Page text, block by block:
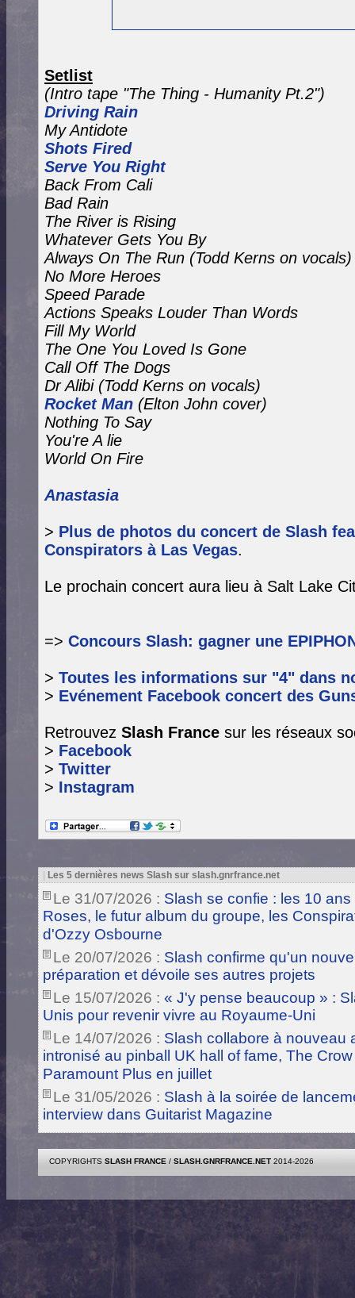
Setlist
(Intro tape "The Thing - Humanity Pt.2")
Driving Rain
My Antidote
Shots Fired
Serve You Right
Back From Cali
Bad Rain
The River is Rising
Whatever Gets You By
Always On The Run (Todd Kerns on vocals)
No More Heroes
Speed Parade
Actions Speaks Louder Than Words
Fill My World
The One You Loved Is Gone
Call Off The Dogs
Dr Alibi (Todd Kerns on vocals)
Rocket Man (Elton John cover)
Nothing To Say
You're A lie
World On Fire
Anastasia
> Plus de photos du concert de Slash
Conspirators à Las Vegas.
Le prochain concert aura lieu à Salt Lake
=> Concours Slash: gagner une
> Toutes les informations sur "4" dans
> Evénement Facebook concert des
Retrouvez Slash France sur les réseaux
> Facebook
> Twitter
> Instagram
Les 5 dernières news Slash sur slash.gnrfrance.net
Le 31/07/2026 : Slash se confie : les 10
Roses, le futur album du groupe, les
d'Ozzy Osbourne
Le 20/07/2026 : Slash confirme qu'un
préparation et dévoile ses autres projets
Le 15/07/2026 : « J'y pense beaucoup » :
Unis pour revenir vivre au Royaume-Uni
Le 14/07/2026 : Slash collabore à nouveau
intronisé au pinball UK hall of fame, The
Paramount Plus en juillet
Le 31/05/2026 : Slash à la soirée de
interview dans Guitarist Magazine
COPYRIGHTS SLASH FRANCE / SLASH.GNRFRANCE.NET 2014-2026